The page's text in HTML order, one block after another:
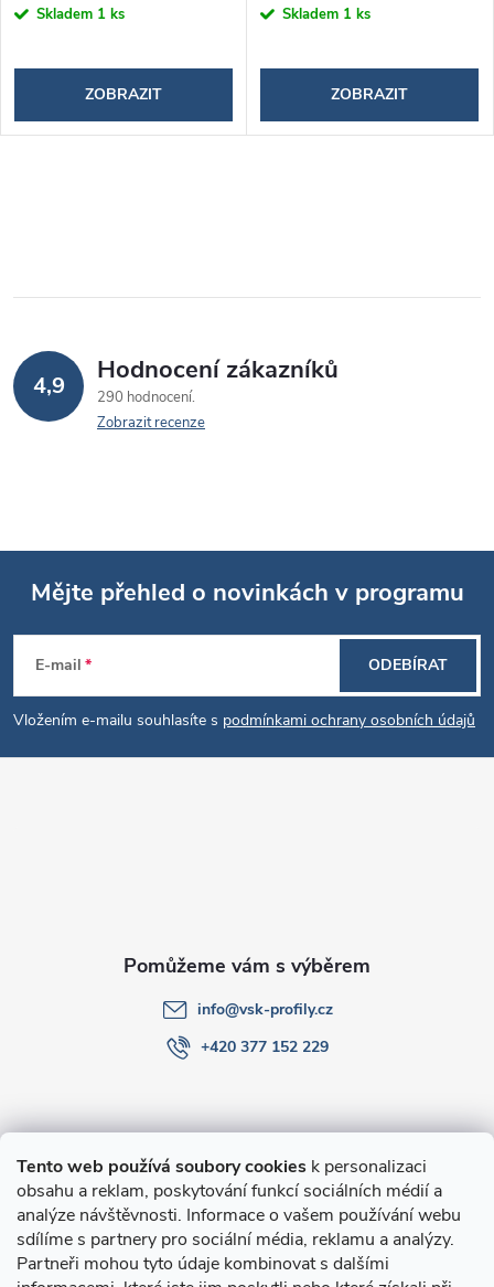
Tento web používá soubory cookies k personalizaci
obsahu a reklam, poskytování funkcí sociálních médií a
analýze návštěvnosti. Informace o vašem používání webu
sdílíme s partnery pro sociální média, reklamu a analýzy.
Partneři mohou tyto údaje kombinovat s dalšími
Skladem 1 ks
ZOBRAZIT
Skladem 1 ks
ZOBRAZIT
4,9 Hodnocení zákazníků
290 hodnocení
Zobrazit recenze
Z
á
p
Mějte přehled o novinkách v programu
E-mail
Vložením e-mailu souhlasíte s podmínkami ochrany osobních údajů
ODEBÍRAT
O nákupu
Novinky v programu Alusic
info@vsk-profily.cz
+420 377 152 229